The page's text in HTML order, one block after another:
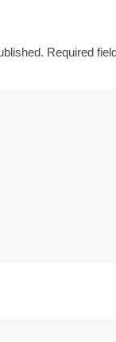
Required